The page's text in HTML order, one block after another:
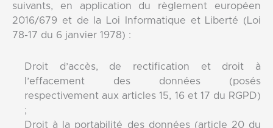
suivants, en application du règlement européen
2016/679 et de la Loi Informatique et Liberté (Loi
78-17 du 6 janvier 1978) :
Droit d’accès, de rectification et droit à
l’effacement des données (posés
respectivement aux articles 15, 16 et 17 du RGPD)
;
Droit à la portabilité des données (article 20 du